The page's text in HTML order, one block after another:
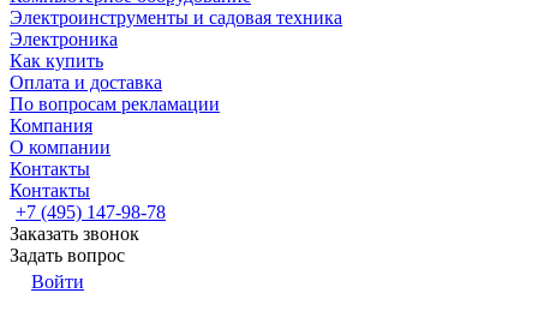
Электроинструменты и садовая техника
Электроника
Как купить
Оплата и доставка
По вопросам рекламации
Компания
О компании
Контакты
Контакты
+7 (495) 147-98-78
Заказать звонок
Задать вопрос
Войти